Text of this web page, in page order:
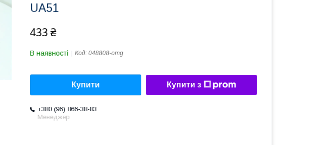
UA51
433 ₴
В наявності Код: 048808-omg
Купити Купити з
+380 (96) 866-38-83
Менеджер